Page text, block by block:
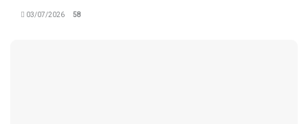
03/07/2026 58